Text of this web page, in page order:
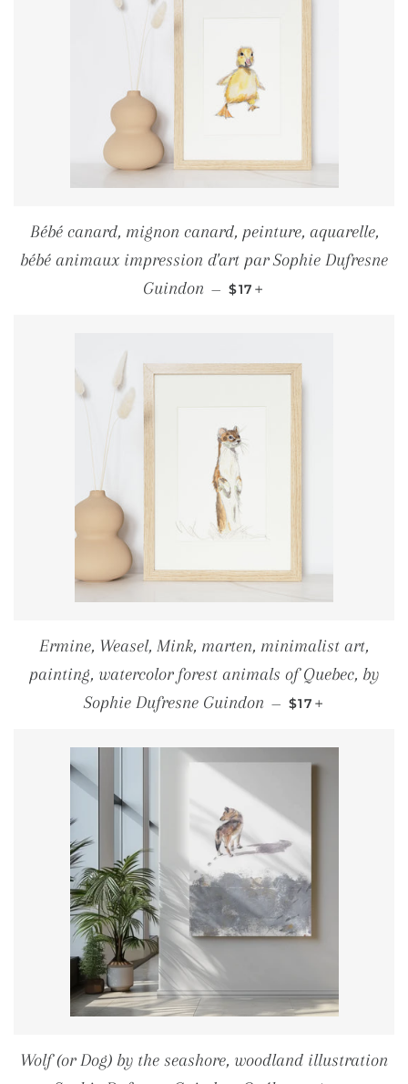
Bébé canard, mignon canard, peinture, aquarelle,
bébé animaux impression d'art par Sophie Dufresne
Guindon — PRIX RÉGULIER
$17
Ermine, Weasel, Mink, marten, minimalist art,
painting, watercolor forest animals of Quebec, by
Sophie Dufresne Guindon — PRIX RÉGULIER
$17
Wolf (or Dog) by the seashore, woodland illustration